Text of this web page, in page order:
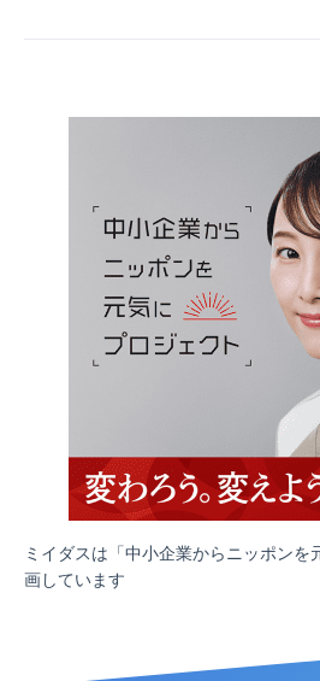
ミイダスは「中小企業からニッポンを
画しています